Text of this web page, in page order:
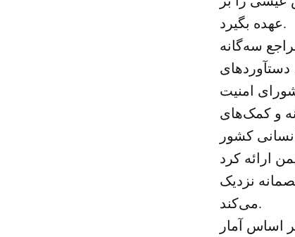
عهده بگیرد.
سه‌گانه
و کمک‌های
کشور
نزدیک
می‌کند.
بر اساس آمار